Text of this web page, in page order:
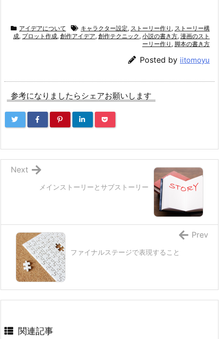
アイデアについて キャラクター設定, ストーリー作り , ストーリー構
成, プロット作成, 創作アイデア, 創作テクニック , 小説の書き方, 漫画のスト
ーリー作り , 脚本の書き方
Posted by iitomoyu
参考になりましたらシェアお願いします
メインストーリーとサブストーリー
Next
ファイナルステージで表現すること
Prev
関連記事